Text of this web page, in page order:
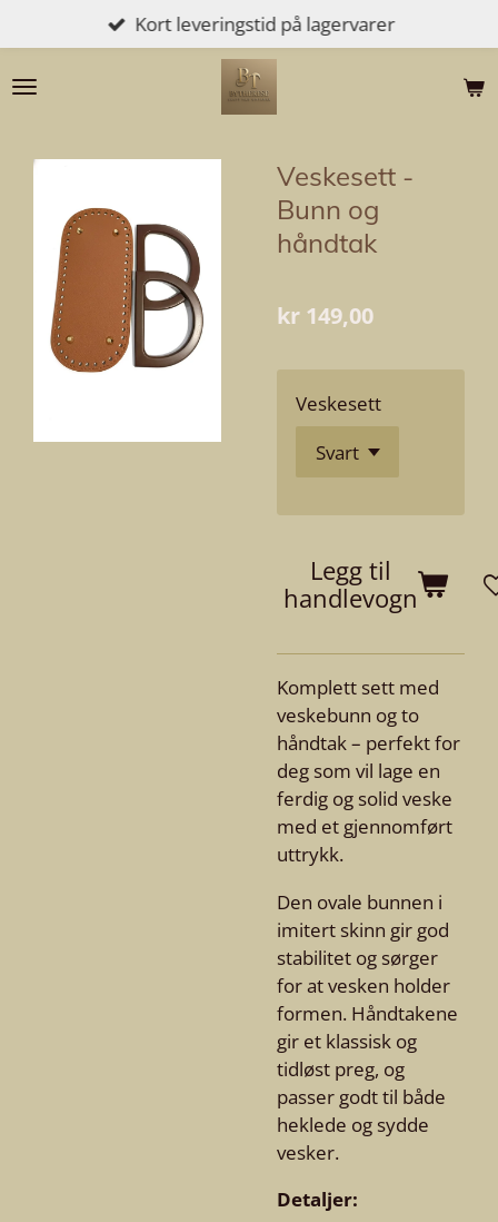
til
hovedinnhold
Kort leveringstid på lagervarer
Veskesett -
Bunn og
håndtak
kr 149,00
Veskesett
Legg til
handlevogn
Komplett sett med
veske­bunn og to
håndtak – perfekt for
deg som vil lage en
ferdig og solid veske
med et gjennomført
uttrykk.
Den ovale bunnen i
imitert skinn gir god
stabilitet og sørger
for at vesken holder
formen. Håndtakene
gir et klassisk og
tidløst preg, og
passer godt til både
heklede og sydde
vesker.
Detaljer: